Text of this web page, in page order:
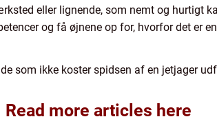
eller lignende, som nemt og hurtigt
og få øjnene op for, hvorfor det er
som ikke koster spidsen af en jetjager
Read more articles here